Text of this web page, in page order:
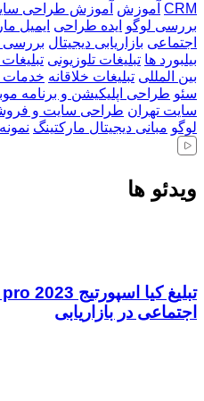
CRM آموزش آموزش طراحی
بررسی لوگو ایده طراحی ایمیل
اجتماعی بازاریابی دیجیتال بررسی
بیلبورد ها تبلیغات تلوزیونی
بین المللی تبلیغات خلاقانه
سئو طراحی اپلیکیشن و برنامه
سایت تهران طراحی سایت و
لوگو مبانی دیجیتال مارکتینگ
ویدئو ها
اجتماعی در بازاریابی